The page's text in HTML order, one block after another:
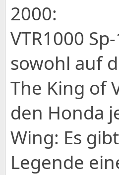
2000:
VTR1000
sowohl auf
The King of
den Honda
Wing: Es
Legende